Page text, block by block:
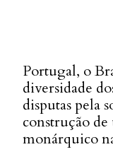
Portugal, o
diversidade
disputas pela
construção
monárquico